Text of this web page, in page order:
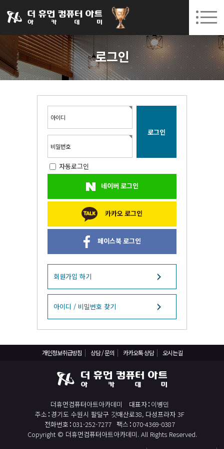
031-252-7277 수원캠퍼스 개강 08. 12.(수)
회원가입 고객센터
로그인
아이디
비밀번호
자동로그인
네이버 로그인
카카오 로그인
페이스북 로그인
회원가입 하기
아이디 / 비밀번호 찾기
개인정보취급방침 상담 / 문의 카카오톡 상담 오시는길
더휴먼컴퓨터아트아카데미 대표자 이병민
주소 경기도 수원시 팔달구 갓매산로38, 다성프라자 3F
전화번호 031-252-7277 팩스 070-4369-0387
Copyright © 더휴먼컴퓨터아트아카데미. All Rights Reserved.
아카데미소개
인사말
국비지원 무료교육
BIM 건축설계 및 실내건축설계(캐드(CAD),맥스(MAX),레빗(REVIT))실무자 양성과정
React, Veu 프레임워크 기반 프론트엔드 개발 양성 지원
반응형/웹퍼블리셔/프론트엔드 웹개발자(웹디자인)
자바(Java)기반 JSP/스프링 웹개발자(정보처리산업기사)(과정평가형)
디지털컨버전스 자바(JAVA)개발자(전자정부 프레임워크/SPRING)
전산세무회계 자격취득과정[전산회계1급/전산세무2급/FAT1급/TAT2급]
컴퓨터활용능력2급(필기+실기) 및 ITQ자격증 취득(한글,엑셀,파워포인트)
직업상담사 2급 (필기+실기) 자격증 취득과정
일러스트 자격증 취득과정(GTQi 1급)
전산회계 1급 / FAT 1급 자격증 취득과정
전산세무 2급 / TAT 2급 자격증 취득과정